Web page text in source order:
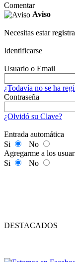
Comentar
Aviso
Necesitas estar
Identificarse
Usuario o Email
¿Todavía no se ha
Contraseña
¿Olvidó su Clave?
Entrada automática
Si
No
Agregarme a los
Si
No
DESTACADOS